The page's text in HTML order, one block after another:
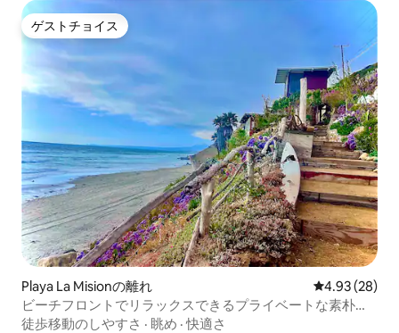
ゲストチョイス
ゲストチョイス
Playa La Misionの離れ レビュー28
4.93 (28)
ビーチフロントでリラックスできるプライベートな素朴な
タイニーハウス
徒歩移動のしやすさ · 眺め ·快適さ